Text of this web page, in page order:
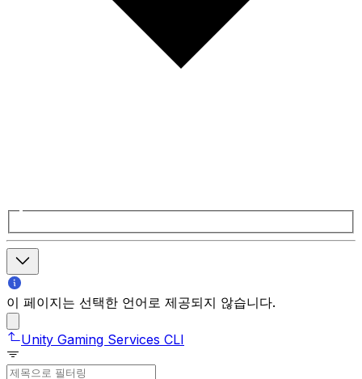
이 페이지는 선택한 언어로 제공되지 않습니다.
Unity Gaming Services CLI